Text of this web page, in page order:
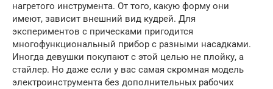
нагретого инструмента. От того, какую форму они
имеют, зависит внешний вид кудрей. Для
экспериментов с прическами пригодится
многофункциональный прибор с разными насадками.
Иногда девушки покупают с этой целью не плойку, а
стайлер. Но даже если у вас самая скромная модель
электроинструмента без дополнительных рабочих